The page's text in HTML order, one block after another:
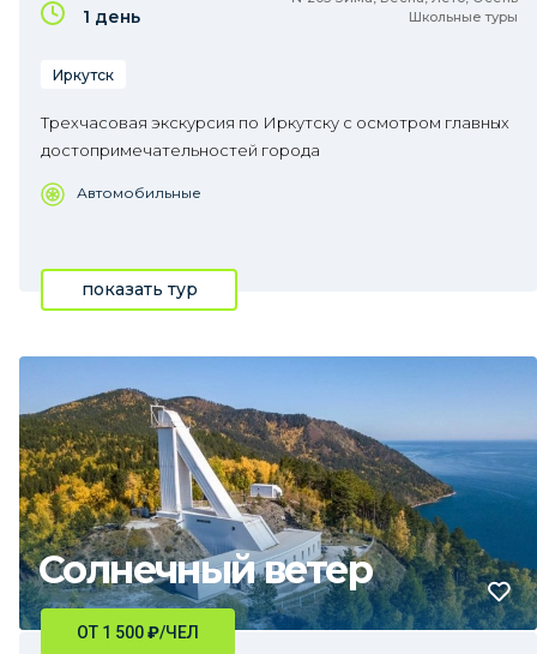
Школьные туры
1 день
Иркутск
Трехчасовая экскурсия по Иркутску с осмотром главных
достопримечательностей города
Автомобильные
показать тур
Солнечный ветер
ОТ 1 500₽/ЧЕЛ